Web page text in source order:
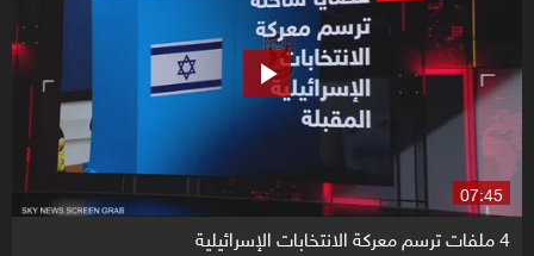
07:45
4 ملفات ترسم معركة الانتخابات الإسرائيلية